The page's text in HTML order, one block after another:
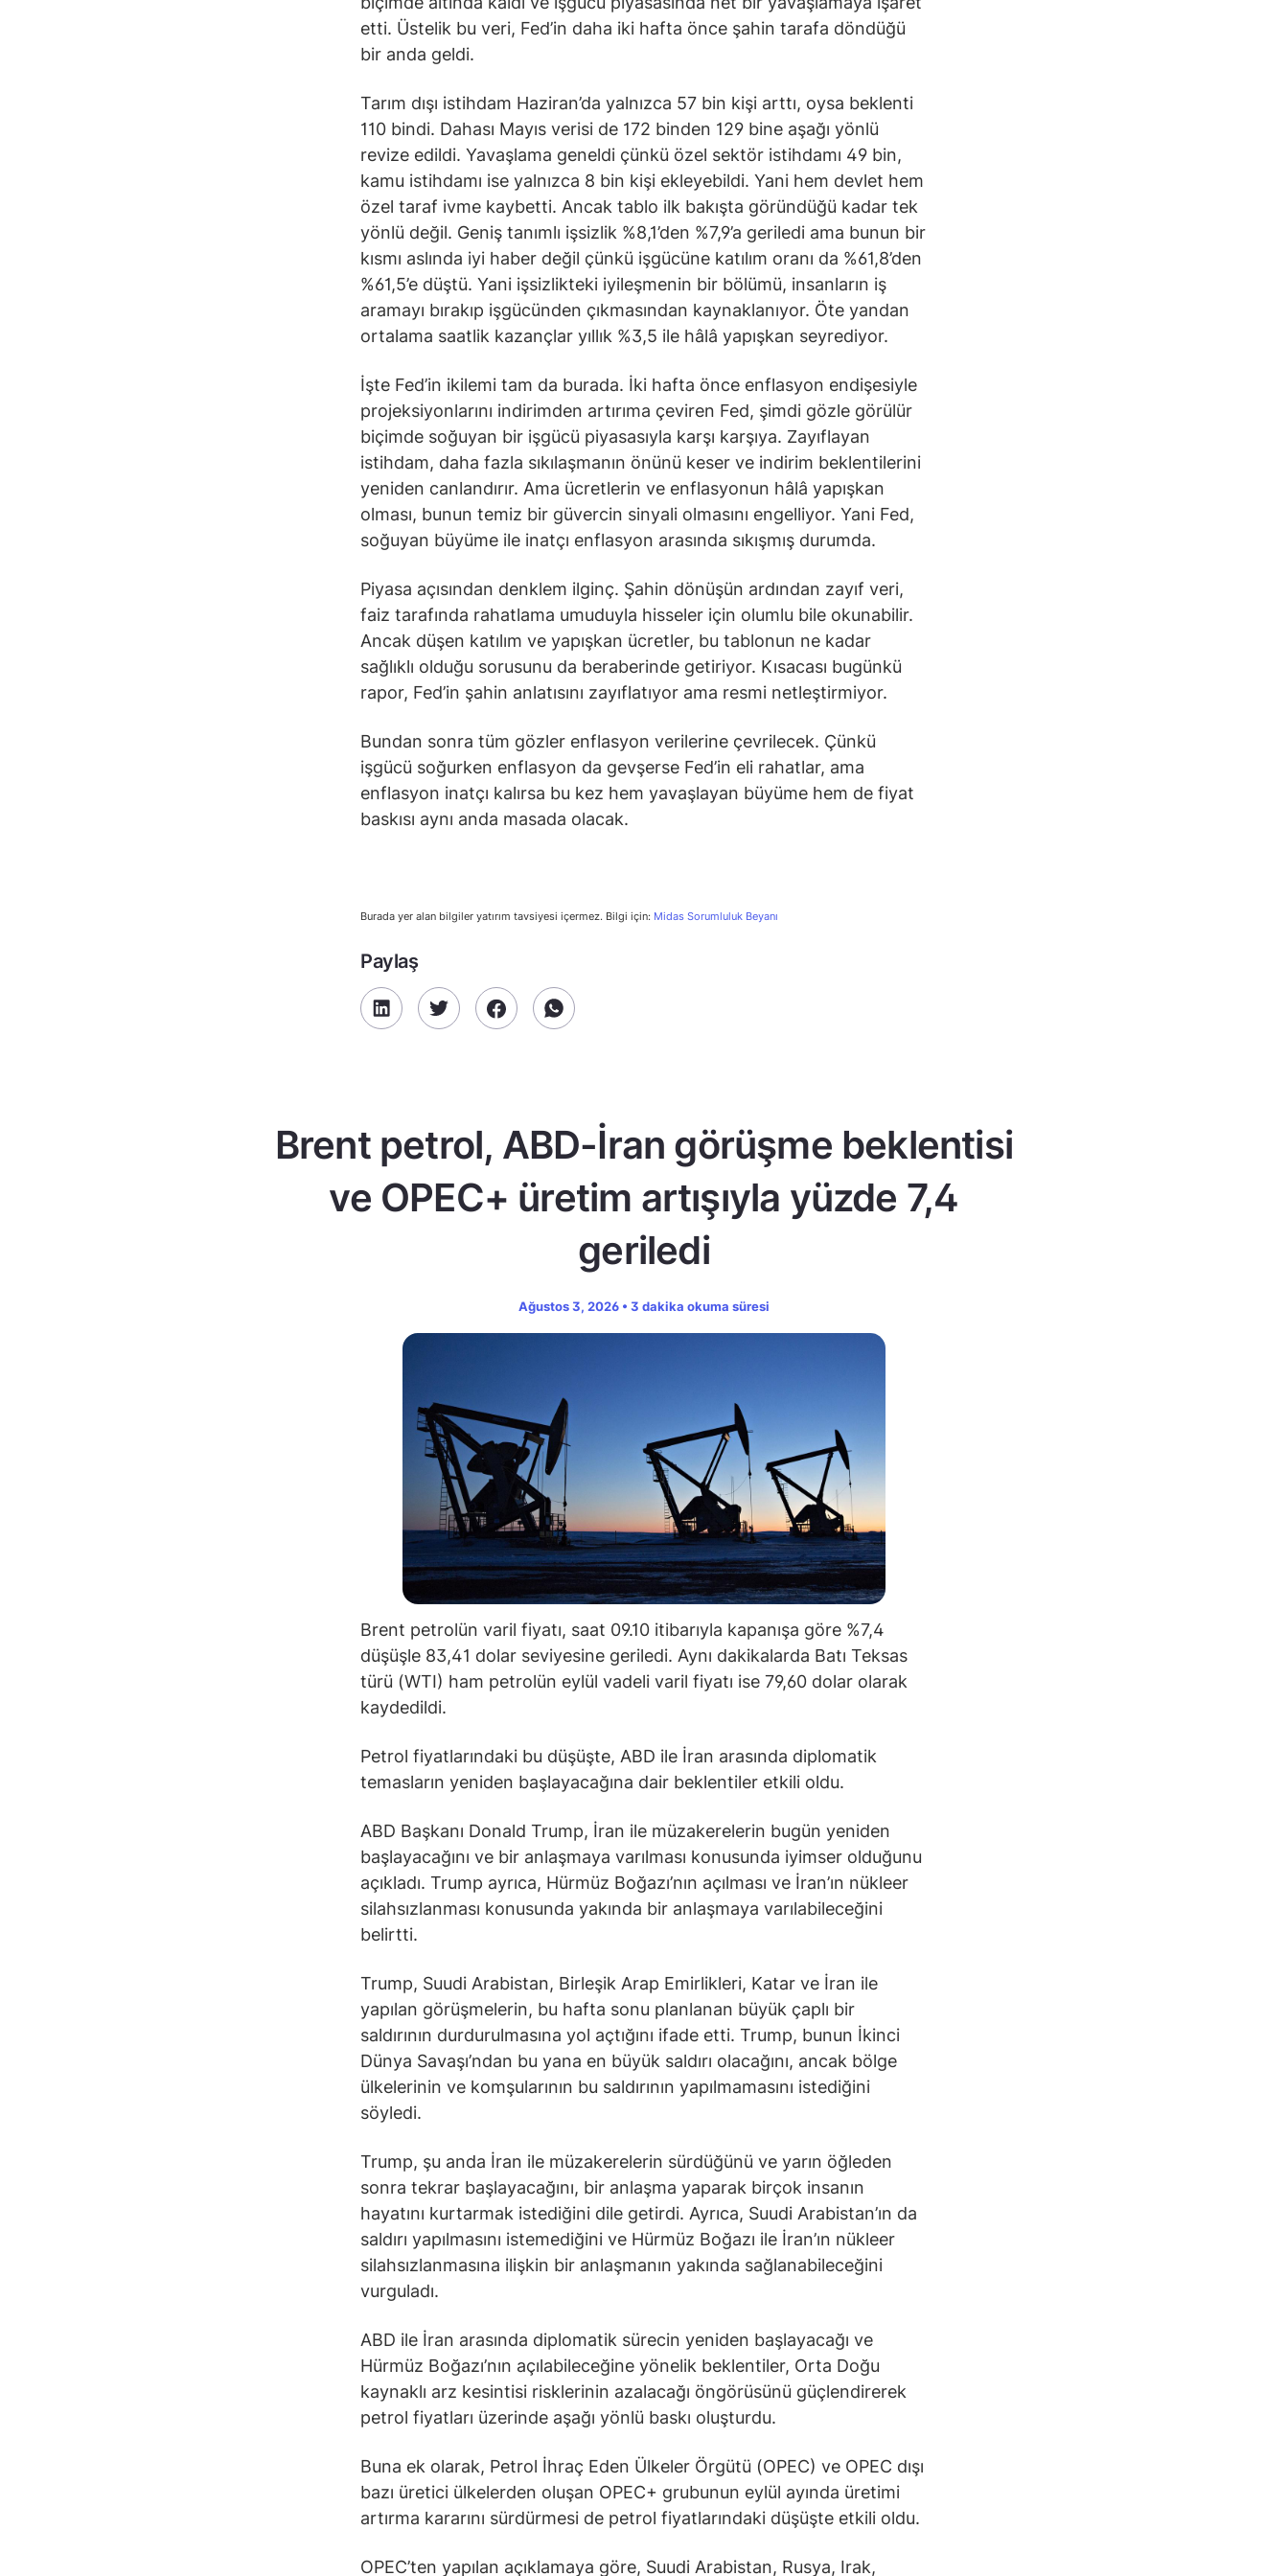
etti. Üstelik bu veri, Fed’in daha iki hafta önce şahin tarafa döndüğü
bir anda geldi.
Tarım dışı istihdam Haziran’da yalnızca 57 bin kişi arttı, oysa beklenti
110 bindi. Dahası Mayıs verisi de 172 binden 129 bine aşağı yönlü
revize edildi. Yavaşlama geneldi çünkü özel sektör istihdamı 49 bin,
kamu istihdamı ise yalnızca 8 bin kişi ekleyebildi. Yani hem devlet hem
özel taraf ivme kaybetti. Ancak tablo ilk bakışta göründüğü kadar tek
yönlü değil. Geniş tanımlı işsizlik %8,1’den %7,9’a geriledi ama bunun bir
kısmı aslında iyi haber değil çünkü işgücüne katılım oranı da %61,8’den
%61,5’e düştü. Yani işsizlikteki iyileşmenin bir bölümü, insanların iş
aramayı bırakıp işgücünden çıkmasından kaynaklanıyor. Öte yandan
ortalama saatlik kazançlar yıllık %3,5 ile hâlâ yapışkan seyrediyor.
İşte Fed’in ikilemi tam da burada. İki hafta önce enflasyon endişesiyle
projeksiyonlarını indirimden artırıma çeviren Fed, şimdi gözle görülür
biçimde soğuyan bir işgücü piyasasıyla karşı karşıya. Zayıflayan
istihdam, daha fazla sıkılaşmanın önünü keser ve indirim beklentilerini
yeniden canlandırır. Ama ücretlerin ve enflasyonun hâlâ yapışkan
olması, bunun temiz bir güvercin sinyali olmasını engelliyor. Yani Fed,
soğuyan büyüme ile inatçı enflasyon arasında sıkışmış durumda.
Piyasa açısından denklem ilginç. Şahin dönüşün ardından zayıf veri,
faiz tarafında rahatlama umuduyla hisseler için olumlu bile okunabilir.
Ancak düşen katılım ve yapışkan ücretler, bu tablonun ne kadar
sağlıklı olduğu sorusunu da beraberinde getiriyor. Kısacası bugünkü
rapor, Fed’in şahin anlatısını zayıflatıyor ama resmi netleştirmiyor.
Bundan sonra tüm gözler enflasyon verilerine çevrilecek. Çünkü
işgücü soğurken enflasyon da gevşerse Fed’in eli rahatlar, ama
enflasyon inatçı kalırsa bu kez hem yavaşlayan büyüme hem de fiyat
baskısı aynı anda masada olacak.
Burada yer alan bilgiler yatırım tavsiyesi içermez. Bilgi için: Midas Sorumluluk Beyanı
Paylaş
Brent petrol, ABD-İran görüşme beklentisi
ve OPEC+ üretim artışıyla yüzde 7,4
geriledi
Ağustos 3, 2026 • 3 dakika okuma süresi
Brent petrolün varil fiyatı, saat 09.10 itibarıyla kapanışa göre %7,4
düşüşle 83,41 dolar seviyesine geriledi. Aynı dakikalarda Batı Teksas
türü (WTI) ham petrolün eylül vadeli varil fiyatı ise 79,60 dolar olarak
kaydedildi.
Petrol fiyatlarındaki bu düşüşte, ABD ile İran arasında diplomatik
temasların yeniden başlayacağına dair beklentiler etkili oldu.
ABD Başkanı Donald Trump, İran ile müzakerelerin bugün yeniden
başlayacağını ve bir anlaşmaya varılması konusunda iyimser olduğunu
açıkladı. Trump ayrıca, Hürmüz Boğazı’nın açılması ve İran’ın nükleer
silahsızlanması konusunda yakında bir anlaşmaya varılabileceğini
belirtti.
Trump, Suudi Arabistan, Birleşik Arap Emirlikleri, Katar ve İran ile
yapılan görüşmelerin, bu hafta sonu planlanan büyük çaplı bir
saldırının durdurulmasına yol açtığını ifade etti. Trump, bunun İkinci
Dünya Savaşı’ndan bu yana en büyük saldırı olacağını, ancak bölge
ülkelerinin ve komşularının bu saldırının yapılmamasını istediğini
söyledi.
Trump, şu anda İran ile müzakerelerin sürdüğünü ve yarın öğleden
sonra tekrar başlayacağını, bir anlaşma yaparak birçok insanın
hayatını kurtarmak istediğini dile getirdi. Ayrıca, Suudi Arabistan’ın da
saldırı yapılmasını istemediğini ve Hürmüz Boğazı ile İran’ın nükleer
silahsızlanmasına ilişkin bir anlaşmanın yakında sağlanabileceğini
vurguladı.
ABD ile İran arasında diplomatik sürecin yeniden başlayacağı ve
Hürmüz Boğazı’nın açılabileceğine yönelik beklentiler, Orta Doğu
kaynaklı arz kesintisi risklerinin azalacağı öngörüsünü güçlendirerek
petrol fiyatları üzerinde aşağı yönlü baskı oluşturdu.
Buna ek olarak, Petrol İhraç Eden Ülkeler Örgütü (OPEC) ve OPEC dışı
bazı üretici ülkelerden oluşan OPEC+ grubunun eylül ayında üretimi
artırma kararını sürdürmesi de petrol fiyatlarındaki düşüşte etkili oldu.
OPEC’ten yapılan açıklamaya göre, Suudi Arabistan, Rusya, Irak,